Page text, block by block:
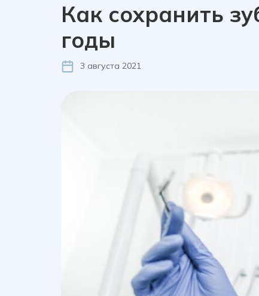
Как сохранить
годы
3 августа 2021